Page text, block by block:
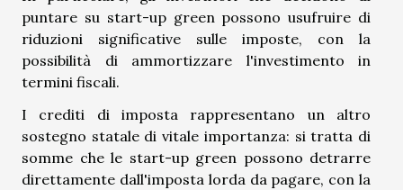
puntare su start-up green possono usufruire di
riduzioni significative sulle imposte, con la
possibilità di ammortizzare l'investimento in
termini fiscali.
I crediti di imposta rappresentano un altro
sostegno statale di vitale importanza: si tratta di
somme che le start-up green possono detrarre
direttamente dall'imposta lorda da pagare, con la